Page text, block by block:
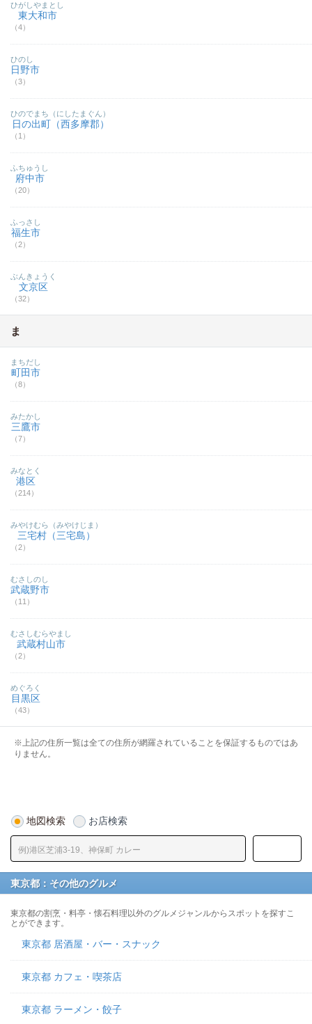
東大和市
（4）
ひがしやまとし
日野市
（3）
ひのし
日の出町（西多摩郡）
（1）
ひのでまち（にしたまぐん）
府中市
（20）
ふちゅうし
福生市
（2）
ふっさし
文京区
（32）
ぶんきょうく
ま
町田市
（8）
まちだし
三鷹市
（7）
みたかし
港区
（214）
みなとく
三宅村（三宅島）
（2）
みやけむら（みやけじま）
武蔵野市
（11）
むさしのし
武蔵村山市
（2）
むさしむらやまし
目黒区
（43）
めぐろく
※上記の住所一覧は全ての住所が網羅されていることを保証するものではあ
りません。
地図検索 お店検索
東京都：その他のグルメ
東京都の割烹・料亭・懐石料理以外のグルメジャンルからスポットを探すこ
とができます。
東京都 居酒屋・バー・スナック
東京都 カフェ・喫茶店
東京都 ラーメン・餃子